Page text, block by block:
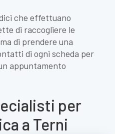
che effettuano
di raccogliere le
di prendere una
di ogni scheda per
appuntamento
per
a Terni